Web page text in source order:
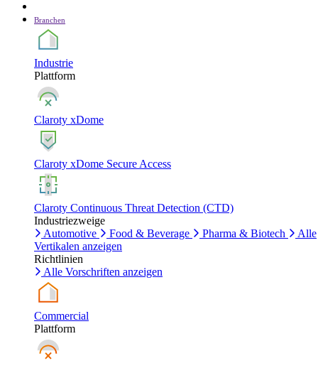
Branchen
Industrie
Plattform
Claroty xDome
Claroty xDome Secure Access
Claroty Continuous Threat Detection (CTD)
Industriezweige
Automotive
Food & Beverage Pharma & Biotech
Alle
Vertikalen anzeigen
Richtlinien
Alle Vorschriften anzeigen
Commercial
Plattform